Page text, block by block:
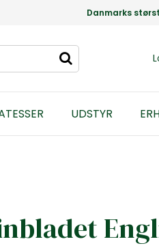
Danmarks
UDSTYR